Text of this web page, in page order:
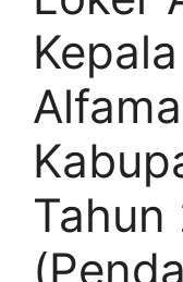
Tahun